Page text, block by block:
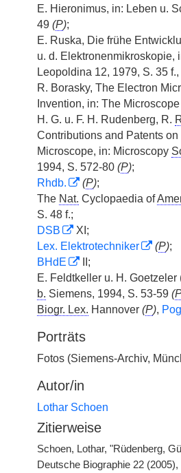
E. Hieronimus, in: Leben u.
49 (P);
E. Ruska, Die frühe
u. d. Elektronenmikroskopie,
Leopoldina 12, 1979, S. 35
R. Borasky, The Electron
Invention, in: The
H. G. u. F. H. Rudenberg, R.
Contributions and Patents on
Microscope, in: Microscopy
1994, S. 572-80 (P);
Rhdb.
(P);
The Nat. Cyclopaedia of
S. 48 f.;
DSB
XI;
Lex. Elektrotechniker
(P);
BHdE
II;
E. Feldtkeller u. H. Goetzeler
b. Siemens, 1994, S. 53-59 (
Biogr. Lex. Hannover (P),
Porträts
Fotos (Siemens-Archiv,
Autor/in
Lothar Schoen
Zitierweise
Schoen, Lothar, "Rüdenberg,
Deutsche Biographie 22